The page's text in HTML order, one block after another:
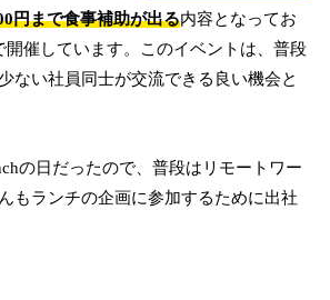
円まで食事補助が出る内容となってお
開催しています。このイベントは、普段
ない社員同士が交流できる良い機会と
の日だったので、普段はリモートワー
もランチの企画に参加するために出社